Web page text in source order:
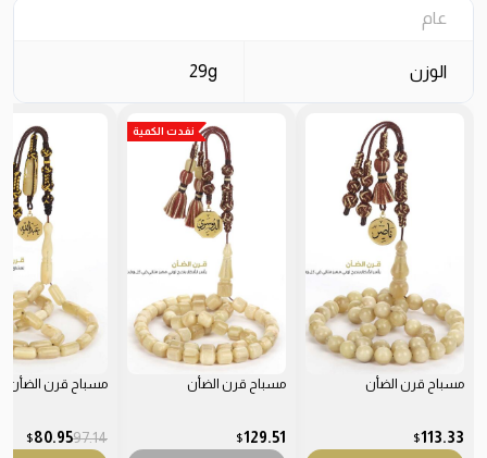
عام
الوزن 29g
مسباح قرن الضأن
113.33
$
نفدت الكمية
مسباح قرن الضأن
129.51
$
مسباح قرن الضأن
97.14
80.95
$